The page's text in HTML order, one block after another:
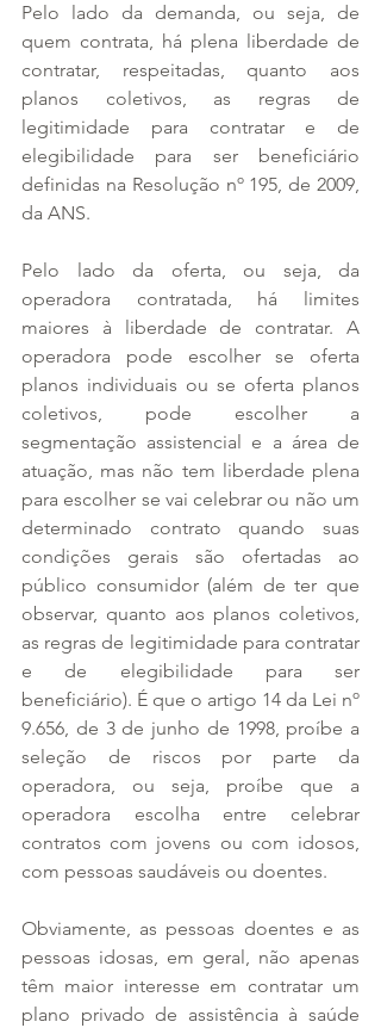
Pelo lado da demanda, ou seja, de
quem contrata, há plena liberdade de
contratar, respeitadas, quanto aos
planos coletivos, as regras de
legitimidade para contratar e de
elegibilidade para ser beneficiário
definidas na Resolução nº 195, de 2009,
da ANS.
Pelo lado da oferta, ou seja, da
operadora contratada, há limites
maiores à liberdade de contratar. A
operadora pode escolher se oferta
planos individuais ou se oferta planos
coletivos, pode escolher a
segmentação assistencial e a área de
atuação, mas não tem liberdade plena
para escolher se vai celebrar ou não um
determinado contrato quando suas
condições gerais são ofertadas ao
público consumidor (além de ter que
observar, quanto aos planos coletivos,
as regras de legitimidade para contratar
e de elegibilidade para ser
beneficiário). É que o artigo 14 da Lei nº
9.656, de 3 de junho de 1998, proíbe a
seleção de riscos por parte da
operadora, ou seja, proíbe que a
operadora escolha entre celebrar
contratos com jovens ou com idosos,
com pessoas saudáveis ou doentes.
Obviamente, as pessoas doentes e as
pessoas idosas, em geral, não apenas
têm maior interesse em contratar um
plano privado de assistência à saúde